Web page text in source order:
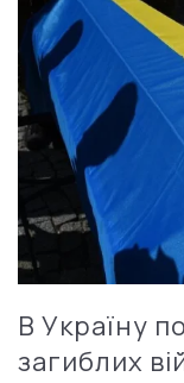
В Україну
загиблих